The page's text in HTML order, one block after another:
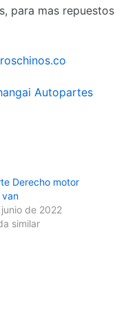
para mas repuestos
Autopartes
Derecho motor
de 2022
similar